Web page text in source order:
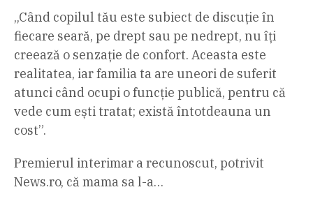
„Când copilul tău este subiect de discuție în
fiecare seară, pe drept sau pe nedrept, nu îți
creează o senzație de confort. Aceasta este
realitatea, iar familia ta are uneori de suferit
atunci când ocupi o funcție publică, pentru că
vede cum ești tratat; există întotdeauna un
cost”.
Premierul interimar a recunoscut, potrivit
News.ro, că mama sa l-a…